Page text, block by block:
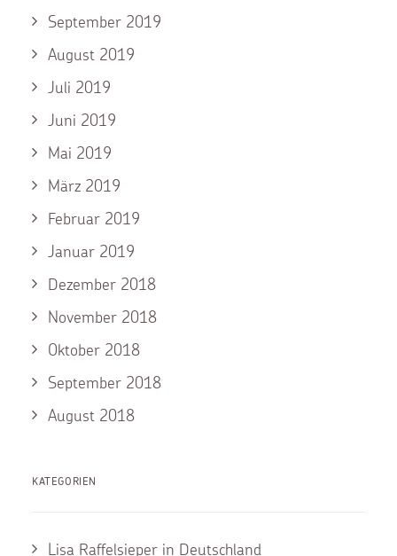
September 2019
August 2019
Juli 2019
Juni 2019
Mai 2019
März 2019
Februar 2019
Januar 2019
Dezember 2018
November 2018
Oktober 2018
September 2018
August 2018
KATEGORIEN
Lisa Raffelsieper in Deutschland